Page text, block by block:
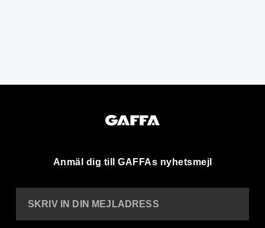
Anmäl dig till GAFFAs nyhetsmejl
SKRIV IN DIN MEJLADRESS